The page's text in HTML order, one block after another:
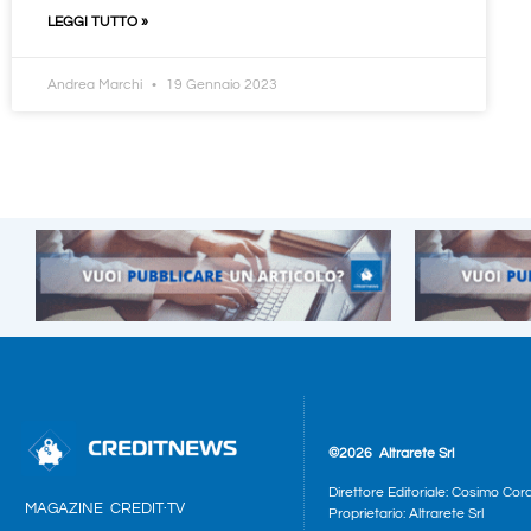
LEGGI TUTTO »
Andrea Marchi 19 Gennaio 2023
MAGAZINE CREDIT·TV
©2026 Altrarete Srl
Direttore Editoriale: Cosimo
Proprietario: Altrarete Srl